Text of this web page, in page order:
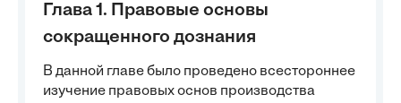
Глава 1. Правовые основы
сокращенного дознания
В данной главе было проведено всестороннее
изучение правовых основ производства